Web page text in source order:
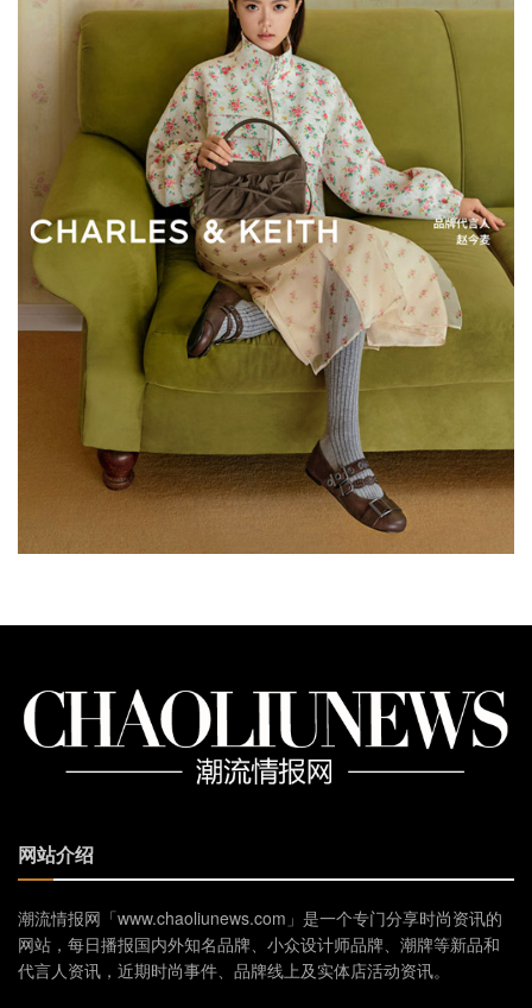
网站介绍
潮流情报网「www.chaoliunews.com」是一个专门分享时尚资讯的
网站，每日播报国内外知名品牌、小众设计师品牌、潮牌等新品和
代言人资讯，近期时尚事件、品牌线上及实体店活动资讯。